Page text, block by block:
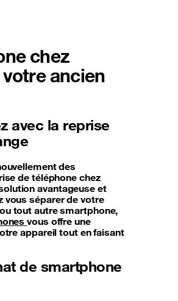
chez
ancien
avec la reprise
des
de téléphone chez
avantageuse et
vous séparer de votre
tout autre smartphone,
vous offre une
appareil tout en faisant
de smartphone